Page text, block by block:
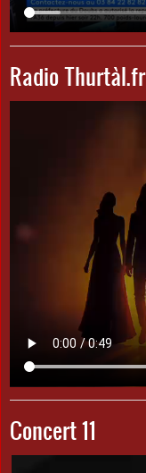
Radio Thurtàl.fr
Concert 11